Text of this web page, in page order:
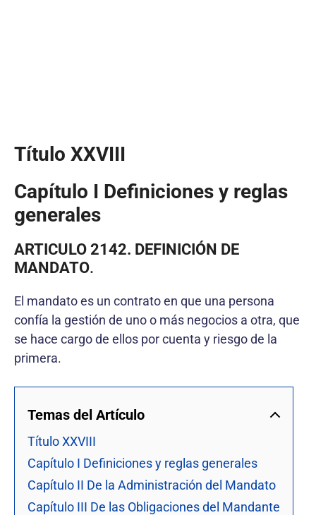
Título XXVIII
Capítulo I Definiciones y reglas
generales
ARTICULO 2142. DEFINICIÓN DE
MANDATO.
El mandato es un contrato en que una persona
confía la gestión de uno o más negocios a otra, que
se hace cargo de ellos por cuenta y riesgo de la
primera.
Temas del Artículo
Título XXVIII
Capítulo I Definiciones y reglas generales
Capítulo II De la Administración del Mandato
Capítulo III De las Obligaciones del Mandante